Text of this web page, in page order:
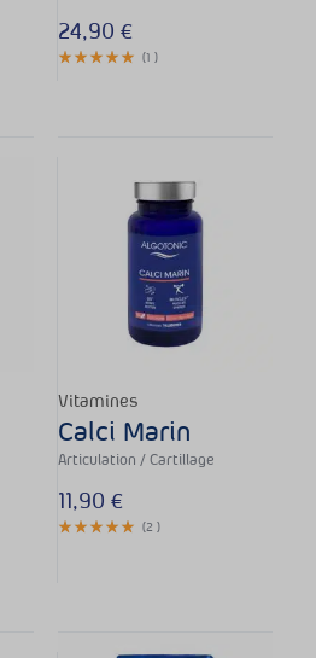
24,90 €
(1 )
Vitamines
Calci Marin
Articulation / Cartillage
11,90 €
(2 )